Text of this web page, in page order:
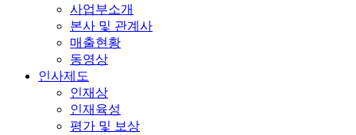
사업부소개
본사 및 관계사
매출현황
동영상
인사제도
인재상
인재육성
평가 및 보상